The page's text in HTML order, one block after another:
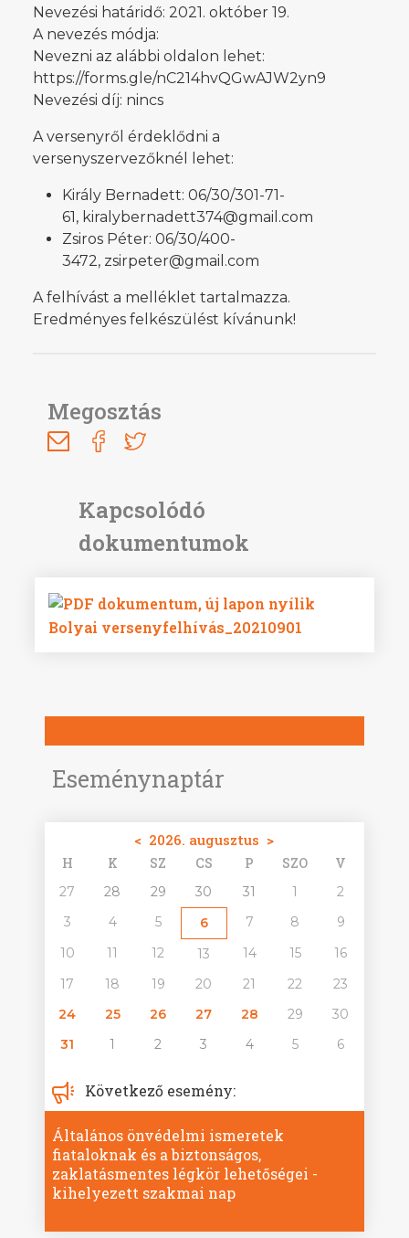
Eseménynaptár
< 2026. augusztus >
H K SZ CS P SZO V
27 28 29 30 31 1
2
3
4 5 6 7 8
9
10
11 12 13 14 15
16
17
18 19 20 21 22
23
24
25 26 27 28 29
30
31
1 2 3 4 5 6
Következő esemény:
Általános önvédelmi ismeretek
fiataloknak és a biztonságos,
zaklatásmentes légkör lehetőségei -
kihelyezett szakmai nap
Nevezési határidő: 2021. október 19.
A nevezés módja:
Nevezni az alábbi oldalon lehet:
https://forms.gle/nC214hvQGwAJW2yn9
Nevezési díj: nincs
A versenyről érdeklődni a
versenyszervezőknél lehet:
Király Bernadett: 06/30/301-71-
61, kiralybernadett374@gmail.com
Zsiros Péter: 06/30/400-
3472, zsirpeter@gmail.com
A felhívást a melléklet tartalmazza.
Eredményes felkészülést kívánunk!
Megosztás
Bolyai versenyfelhívás_20210901